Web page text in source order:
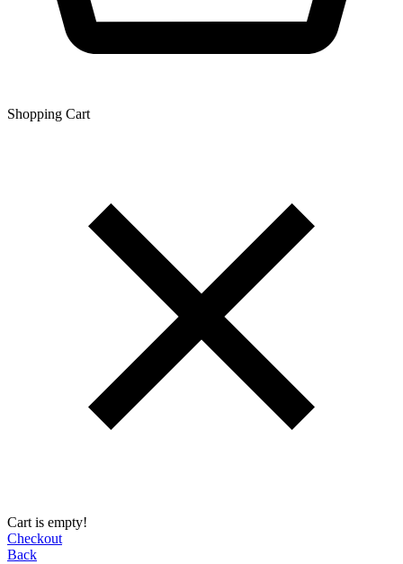
Shopping Сart
Cart is empty!
Checkout
Back